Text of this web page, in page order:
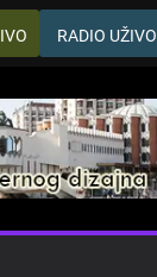
RADIO UŽIVO